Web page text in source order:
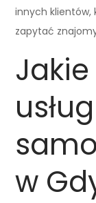
innych klientów,
zapytać
w